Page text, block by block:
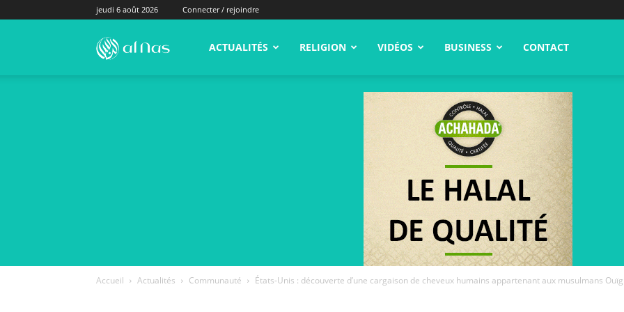
jeudi 6 août 2026 Connecter / rejoindre
alNas.fr ACTUALITÉS RELIGION VIDÉOS BUSINESS CONTACT
Accueil Actualités Communauté États-Unis : découverte d’une cargaison de cheveux humains appartenant aux musulmans